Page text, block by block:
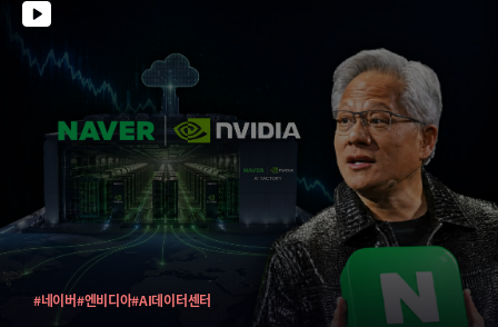
#네이버#엔비디아#AI데이터센터